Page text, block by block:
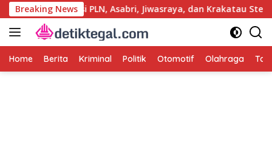
Langsung
ke
konten
Breaking News
Korupsi PLN, Asabri, Jiwasraya, dan Krakatau Steel
Home Berita Kriminal Politik Otomotif Olahraga